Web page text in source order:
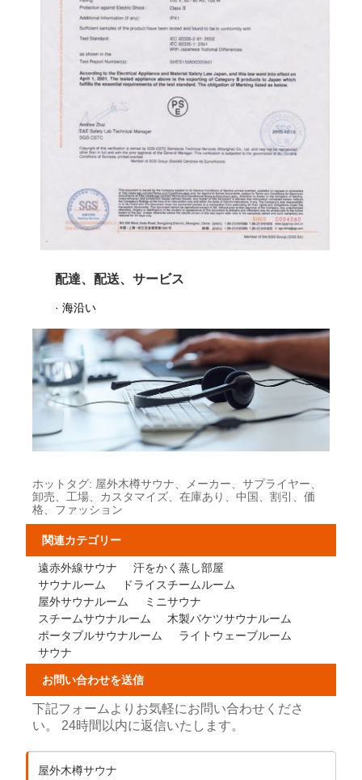
配達、配送、サービス
· 海沿い
ホットタグ: 屋外木樽サウナ、メーカー、サプライヤー、
卸売、工場、カスタマイズ、在庫あり、中国、割引、価
格、ファッション
関連カテゴリー
遠赤外線サウナ
汗をかく蒸し部屋
サウナルーム
ドライスチームルーム
屋外サウナルーム
ミニサウナ
スチームサウナルーム
木製バケツサウナルーム
ポータブルサウナルーム
ライトウェーブルーム
サウナ
お問い合わせを送信
下記フォームよりお気軽にお問い合わせくださ
い。 24時間以内に返信いたします。